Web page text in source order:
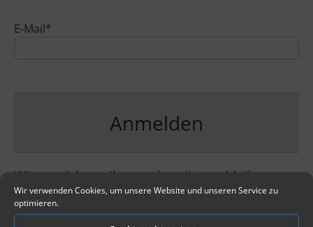
Wir verwenden Cookies, um unsere Website und unseren Service zu
optimieren.
E-Mail*
Anmelden
Wir versichern Ihnen, dass Ihre e-Mail
Adressen nicht an Dritte weitergegeben
werden.